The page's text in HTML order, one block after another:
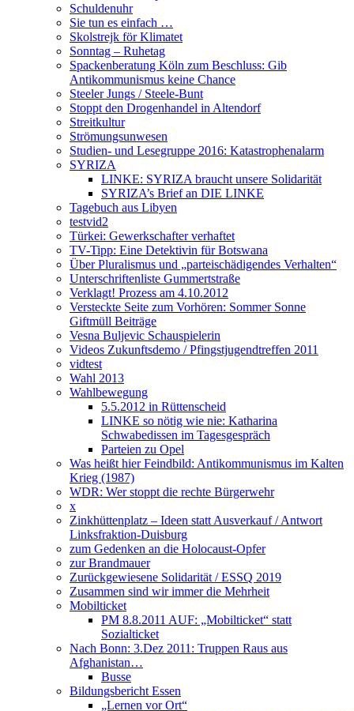
Schuldenuhr
Sie tun es einfach …
Skolstrejk för Klimatet
Sonntag – Ruhetag
Spackenberatung Köln zum Beschluss: Gib
Antikommunismus keine Chance
Steeler Jungs / Steele-Bunt
Stoppt den Drogenhandel in Altendorf
Streitkultur
Strömungsunwesen
Studien- und Lesegruppe 2016: Katastrophenalarm
SYRIZA
LINKE: SYRIZA braucht unsere Solidarität
SYRIZA’s Brief an DIE LINKE
Tagebuch aus Libyen
testvid2
Türkei: Gewerkschafter verhaftet
TV-Tipp: Eine Detektivin für Botswana
Über Pluralismus und „parteischädigendes Verhalten“
Unterschriftenliste Gummertstraße
Verklagt! Prozess am 4.10.2012
Versteckte Seite zum Vorhören: Sommer Sonne
Giftmüll Beiträge
Vesna Buljevic Schauspielerin
Videos Zukunftsdemo / Pfingstjugendtreffen 2011
vidtest
Wahl 2013
Wahlbewegung
5.5.2012 in Rüttenscheid
LINKE so nötig wie nie: Katharina
Schwabedissen im Tagesgespräch
Parteien zu Opel
Was heißt hier Feindbild: Antikommunismus im Kalten
Krieg (1987)
WDR: Wer stoppt die rechte Bürgerwehr
x
Zinkhüttenplatz – Ideen statt Ausverkauf / Antwort
Linksfraktion-Duisburg
zum Gedenken an die Holocaust-Opfer
zur Brandmauer
Zurückgewiesene Solidarität / ESSQ 2019
Zusammen sind wir immer die Mehrheit
Mobilticket
PM 8.8.2011 AUF: „Mobilticket“ statt
Sozialticket
Nach Bonn: 3.Dez 2011: Truppen Raus aus
Afghanistan…
Busse
Bildungsbericht Essen
„Lernen vor Ort“